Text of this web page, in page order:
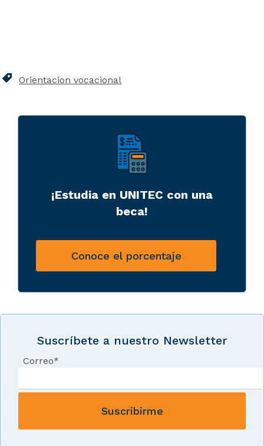
Orientacion vocacional
¡Estudia en UNITEC con una
beca!
Conoce el porcentaje
Suscríbete a nuestro Newsletter
Correo*